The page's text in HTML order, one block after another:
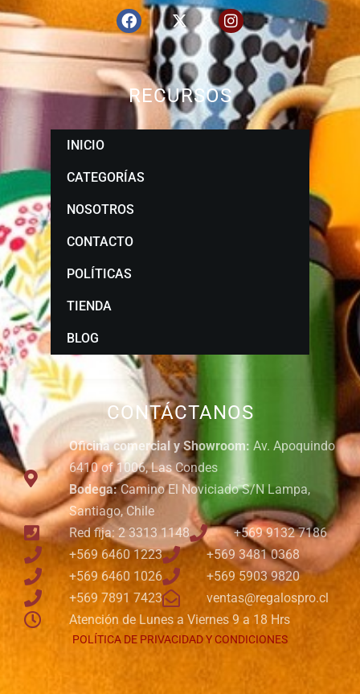
CONTÁCTANOS
Oficina comercial y Showroom: Av. Apoquindo
6410 of 1006, Las Condes
Bodega:Camino El Noviciado S/N Lampa,
Santiago, Chile
Red fija: 2 3313 1148
+569 9132 7186
+569 6460 1223
+569 3481 0368
+569 6460 1026
+569 5903 9820
+569 7891 7423
ventas@regalospro.cl
Atención de Lunes a Viernes 9 a 18 Hrs
POLÍTICA DE PRIVACIDAD Y CONDICIONES
RECURSOS
INICIO
CATEGORÍAS
NOSOTROS
CONTACTO
POLÍTICAS
TIENDA
BLOG